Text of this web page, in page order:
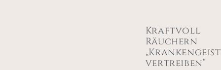
Kraftvoll
Räuchern
vertreiben“